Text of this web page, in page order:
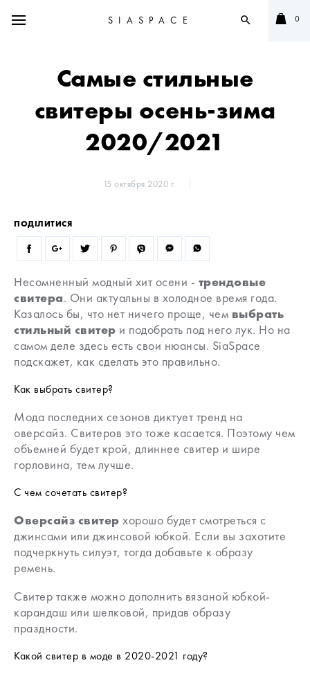
SIASPACE search 0
Самые стильные
свитеры осень-зима
2020/2021
15 октября 2020 г.
ПОДІЛИТИСЯ
Несомненный модный хит осени - трендовые
свитера. Они актуальны в холодное время года.
Казалось бы, что нет ничего проще, чем выбрать
стильный свитер и подобрать под него лук. Но на
самом деле здесь есть свои нюансы. SiaSpace
подскажет, как сделать это правильно.
Как выбрать свитер?
Мода последних сезонов диктует тренд на
оверсайз. Свитеров это тоже касается. Поэтому чем
объемней будет крой, длиннее свитер и шире
горловина, тем лучше.
С чем сочетать свитер?
Оверсайз свитер хорошо будет смотреться с
джинсами или джинсовой юбкой. Если вы захотите
подчеркнуть силуэт, тогда добавьте к образу
ремень.
Свитер также можно дополнить вязаной юбкой-
карандаш или шелковой, придав образу
праздности.
Какой свитер в моде в 2020-2021 году?